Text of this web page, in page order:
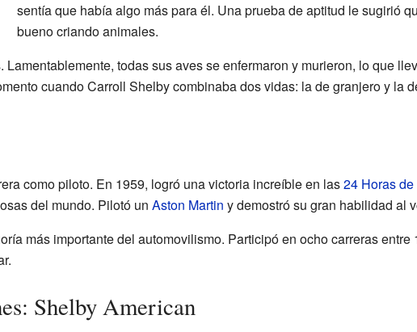
sentía que había algo más para él. Una prueba de aptitud le sugirió
bueno criando animales.
todas sus aves se enfermaron y murieron, lo que
cuando Carroll Shelby combinaba dos vidas: la de granjero y la
como piloto. En 1959, logró una victoria increíble en las24 Horas
del mundo. Pilotó un Aston Martin y demostró su gran habilidad al
más importante del automovilismo. Participó en ocho carreras entre
Shelby American